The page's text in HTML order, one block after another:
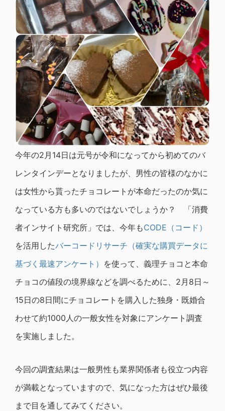
今年の2月14日は元号が令和になってから初めてのバ
レンタインデーとなりましたが、男性の皆様のなかに
は女性から貰ったチョコレートが本命だったのか気に
なっている方も多いのではないでしょうか？ 「消費
者インサイト研究所」では、今年もCODE（コード）
を活用したバーコードリサーチ（確実な購買データに
基づく最速アンケート） を使って、義理チョコと本命
チョコの値段の境界線などを調べるために、2月8日～
15日の8日間にチョコレートを購入した独身・既婚合
わせて約1000人の一般女性を対象にアンケート調査
を実施しました。
今回の調査結果は一般男性も業界関係者も役立つ内容
が満載となっていますので、気になった方はぜひ最後
まで目を通してみてください。